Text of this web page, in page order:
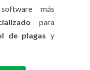
más
para
de plagas y